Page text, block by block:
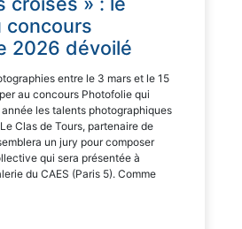
concours
2026 dévoilé
entre le 3 mars et le 15
au concours Photofolie qui
les talents photographiques
Clas de Tours, partenaire de
un jury pour composer
qui sera présentée à
du CAES (Paris 5). Comme